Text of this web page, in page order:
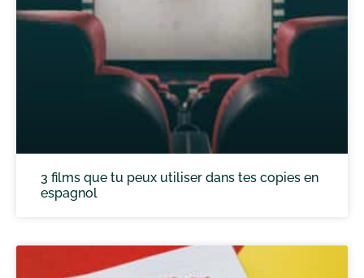
3 films que tu peux utiliser dans tes copies en
espagnol